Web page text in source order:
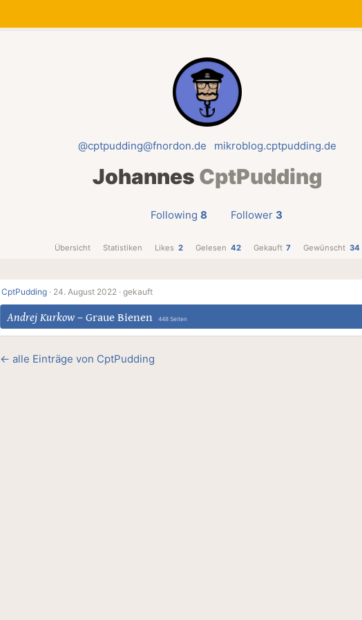
@cptpudding@fnordon.de mikroblog.cptpudding.de
Johannes CptPudding
Following 8 Follower 3
Übersicht Statistiken Likes 2 Gelesen 42 Gekauft 7 Gewünscht 34
CptPudding · 24. August 2022 · gekauft
Andrej Kurkow – Graue Bienen 448 Seiten
← alle Einträge von CptPudding